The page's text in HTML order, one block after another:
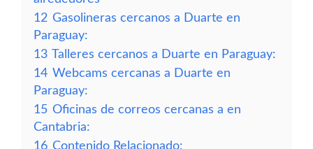
12 Gasolineras cercanos a Duarte en
Paraguay:
13 Talleres cercanos a Duarte en Paraguay:
14 Webcams cercanas a Duarte en
Paraguay:
15 Oficinas de correos cercanas a en
Cantabria:
16 Contenido Relacionado: